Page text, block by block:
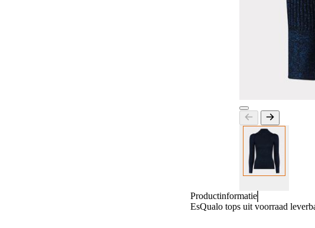
Productinformatie
EsQualo tops uit voorraad